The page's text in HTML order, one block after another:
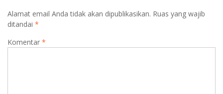
Alamat email Anda tidak akan dipublikasikan. Ruas yang wajib
ditandai *
Komentar *